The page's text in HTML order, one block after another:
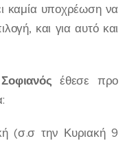
καμία υποχρέωση να
και για αυτό και
έθεσε προ
(σ.σ την Κυριακή 9